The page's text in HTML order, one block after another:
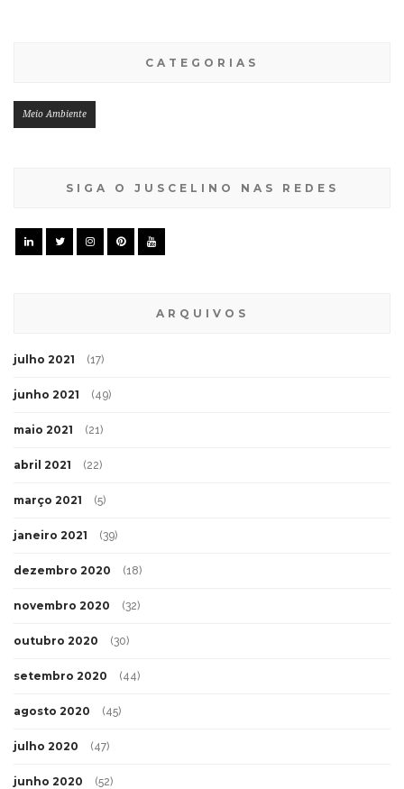
CATEGORIAS
Meio Ambiente
SIGA O JUSCELINO NAS REDES
ARQUIVOS
julho 2021 (17)
junho 2021 (49)
maio 2021 (21)
abril 2021 (22)
março 2021 (5)
janeiro 2021 (39)
dezembro 2020 (18)
novembro 2020 (32)
outubro 2020 (30)
setembro 2020 (44)
agosto 2020 (45)
julho 2020 (47)
junho 2020 (52)